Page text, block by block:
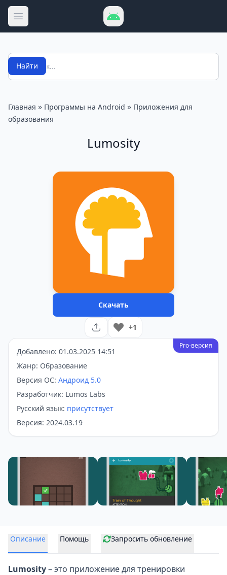
Открыть меню
Поиск
Найти
Главная » Программы на Android » Приложения для
образования
Lumosity
Скачать
+1
Pro-версия
Добавлено: 01.03.2025 14:51
Жанр: Образование
Версия ОС: Андроид 5.0
Разработчик: Lumos Labs
Русский язык: присутствует
Версия: 2024.03.19
Описание Помощь Запросить обновление
Lumosity– это приложениедля тренировки